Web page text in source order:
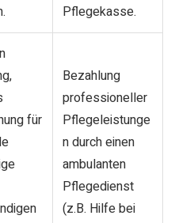
Pflegekasse.
für
Bezahlung
professioneller
Pflegeleistunge
n durch einen
ambulanten
Pflegedienst
(z.B. Hilfe bei